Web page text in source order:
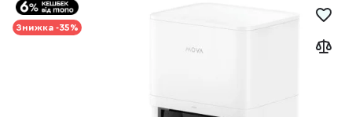
Знижка -35%